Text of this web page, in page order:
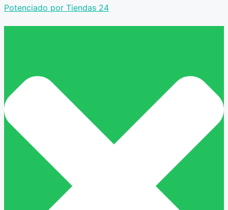
Potenciado por Tiendas 24